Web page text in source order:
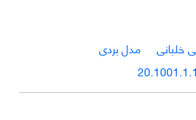
خلبانی
مدل بردی